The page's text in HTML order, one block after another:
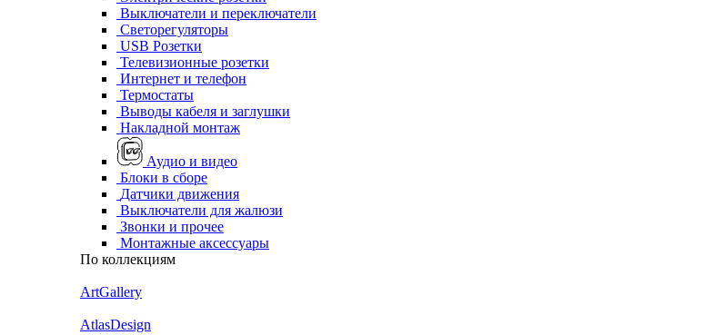
Выключатели и переключатели
Светорегуляторы
USB Розетки
Телевизионные розетки
Интернет и телефон
Термостаты
Выводы кабеля и заглушки
Накладной монтаж
Аудио и видео
Блоки в сборе
Датчики движения
Выключатели для жалюзи
Звонки и прочее
Монтажные аксессуары
По коллекциям
ArtGallery
AtlasDesign